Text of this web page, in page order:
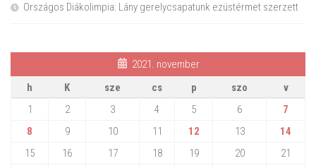
Országos Diákolimpia: Lány gerelycsapatunk ezüstérmet szerzett
2021. november
h
K sze cs p szo
v
1
2 3 4 5 6
7
8
9 10 11 12 13
14
15
16 17 18 19 20
21